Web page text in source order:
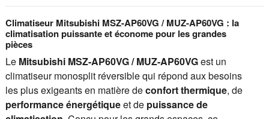
Climatiseur Mitsubishi MSZ-AP60VG / MUZ-AP60VG : la
climatisation puissante et économe pour les grandes
pièces
Le Mitsubishi MSZ-AP60VG / MUZ-AP60VGest un
climatiseur monosplit réversible qui répond aux besoins
les plus exigeants en matière deconfort thermique, de
performance énergétiqueet de puissance de